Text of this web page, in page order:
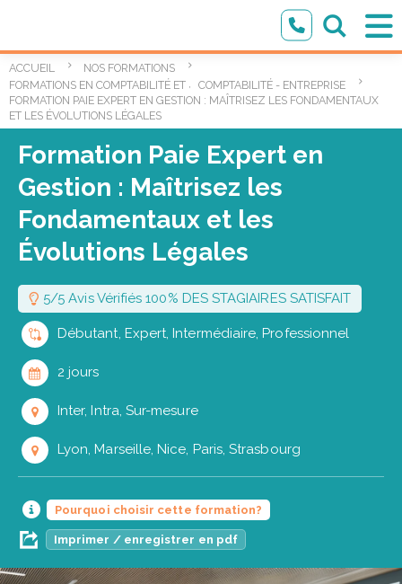
ACCUEIL
NOS FORMATIONS
FORMATIONS EN COMPTABILITÉ ET FINANCES
, COMPTABILITÉ - ENTREPRISE
FORMATION PAIE EXPERT EN GESTION : MAÎTRISEZ LES FONDAMENTAUX
ET LES ÉVOLUTIONS LÉGALES
Formation Paie Expert en
Gestion : Maîtrisez les
Fondamentaux et les
Évolutions Légales
5/5 Avis Vérifiés 100% DES STAGIAIRES SATISFAIT
Débutant, Expert, Intermédiaire, Professionnel
2 jours
Inter, Intra, Sur-mesure
Lyon, Marseille, Nice, Paris, Strasbourg
Pourquoi choisir cette formation?
Imprimer / enregistrer en pdf